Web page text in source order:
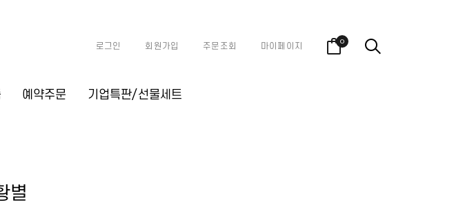
예약주문 기업특판/선물세트
로그인 회원가입 주문조회 마이페이지 0
별